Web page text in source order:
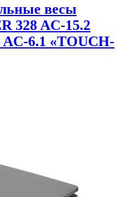
весы
328 AC-15.2
6.1 «TOUCH-